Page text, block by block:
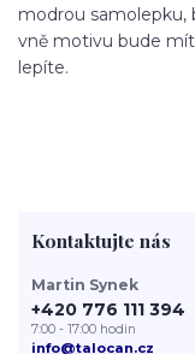
modrou
vně motivu bude
lepíte.
Kontaktujte nás
Martin Synek
+420 776 111 394
7:00 - 17:00 hodin
info@talocan.cz